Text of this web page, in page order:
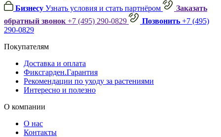
Бизнесу Узнать условия и стать партнёром
Заказать
обратный звонок +7 (495) 290-0829 Позвонить +7 (495)
290-0829
Покупателям
Доставка и оплата
Фиксгарден.Гарантия
Рекомендации по уходу за растениями
Интересно и полезно
О компании
О нас
Контакты